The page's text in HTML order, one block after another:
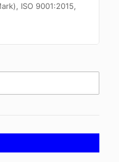
ISO 9001:2015,